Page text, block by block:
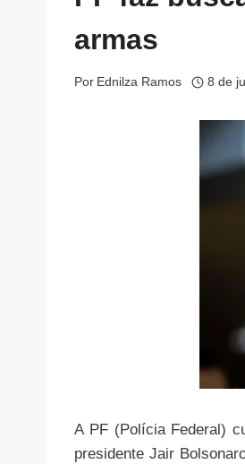
armas
Por Ednilza Ramos 8 de
A PF (Polícia Federal)
presidente Jair